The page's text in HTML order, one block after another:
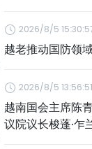
2026/8/5
越老推动国防领
2026/8/5 13:56:51
越南国会主席陈
议院议长梭蓬·乍